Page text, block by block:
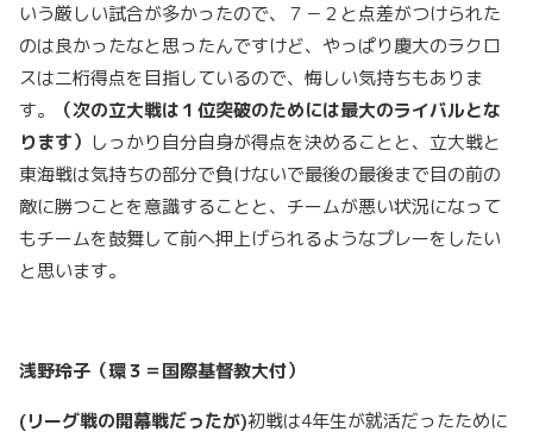
いう厳しい試合が多かったので、７－２と点差がつけられた
のは良かったなと思ったんですけど、やっぱり慶大のラクロ
スは二桁得点を目指しているので、悔しい気持ちもありま
す。
（次の立大戦は１位突破のためには最大のライバルとな
ります） しっかり自分自身が得点を決めることと、立大戦と
東海戦は気持ちの部分で負けないで最後の最後まで目の前の
敵に勝つことを意識することと、チームが悪い状況になって
もチームを鼓舞して前へ押上げられるようなプレーをしたい
と思います。
浅野玲子（環３＝国際基督教大付）
(リーグ戦の開幕戦だったが)初戦は4年生が就活だったために